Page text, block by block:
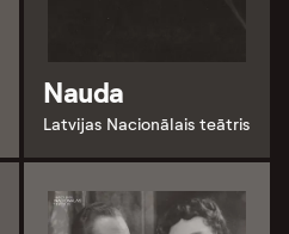
Nauda
Latvijas Nacionālais teātris